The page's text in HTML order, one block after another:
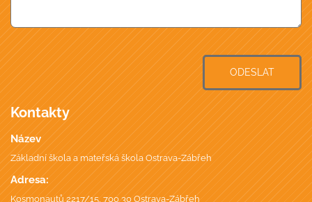
ODESLAT
Kontakty
Název
Základní škola a mateřská škola Ostrava-Zábřeh
Adresa:
Kosmonautů 2217/15, 700 30 Ostrava-Zábřeh